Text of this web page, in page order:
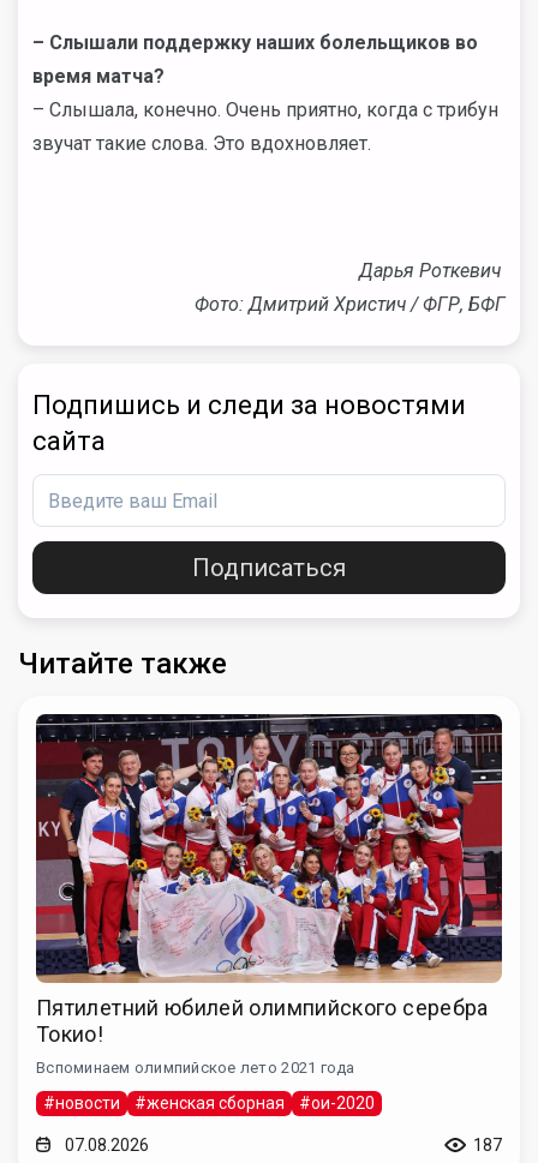
– Слышали поддержку наших болельщиков во
время матча?
– Слышала, конечно. Очень приятно, когда с трибун
звучат такие слова. Это вдохновляет.
Дарья Роткевич
Фото: Дмитрий Христич / ФГР, БФГ
Подпишись и следи за новостями
сайта
Подписаться
Читайте также
Пятилетний юбилей олимпийского серебра
Токио!
Вспоминаем олимпийское лето 2021 года
#новости #женская сборная #ои-2020
07.08.2026 187